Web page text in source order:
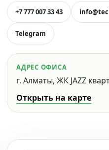
+7 777 007 33 43
Telegram
АДРЕС ОФИСА
г. Алматы, ЖК JAZZ
Открыть на карте